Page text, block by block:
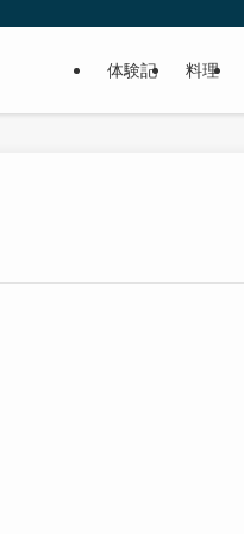
体験記 料理